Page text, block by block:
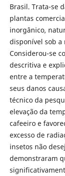
Brasil. Trata-se
plantas
inorgânico,
disponível sob a
Considerou-se
descritiva e
entre a
seus danos
técnico da
elevação da
cafeeiro e
excesso de
insetos não
demonstraram